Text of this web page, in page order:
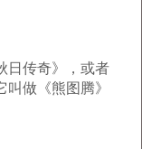
日传奇》，或者
做《熊图腾》